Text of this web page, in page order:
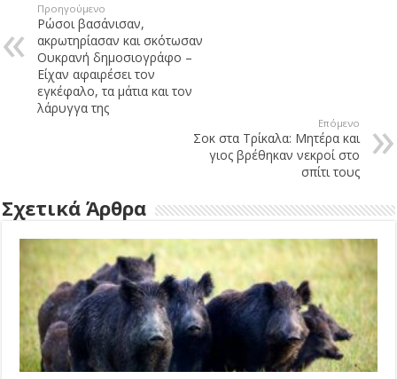
Προηγούμενο
Ρώσοι βασάνισαν,
ακρωτηρίασαν και σκότωσαν
Ουκρανή δημοσιογράφο –
Είχαν αφαιρέσει τον
εγκέφαλο, τα μάτια και τον
λάρυγγα της
Επόμενο
Σοκ στα Τρίκαλα: Μητέρα και
γιος βρέθηκαν νεκροί στο
σπίτι τους
Σχετικά Άρθρα